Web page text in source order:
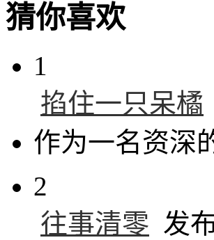
猜你喜欢
1
掐住一只呆橘
作为一名资深
2
往事清零 发